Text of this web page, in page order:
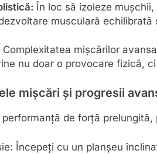
În loc să izoleze
musculară
Complexitatea mișcărilor
nu doar o provocare fizică,
mișcări și progresii
performanță de forță
Începeți cu un planșeu